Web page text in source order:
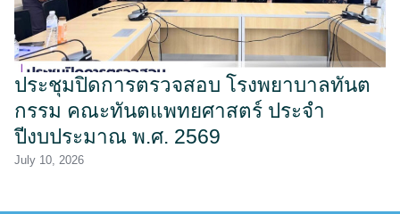
ประชุมปิดการตรวจสอบ โรงพยาบาลทันต
กรรม คณะทันตแพทยศาสตร์ ประจำ
ปีงบประมาณ พ.ศ. 2569
July 10, 2026